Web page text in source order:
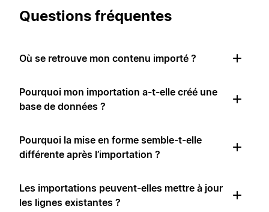
Questions fréquentes
Où se retrouve mon contenu importé ?
Pourquoi mon importation a-t-elle créé une
base de données ?
Pourquoi la mise en forme semble-t-elle
différente après l’importation ?
Les importations peuvent-elles mettre à jour
les lignes existantes ?